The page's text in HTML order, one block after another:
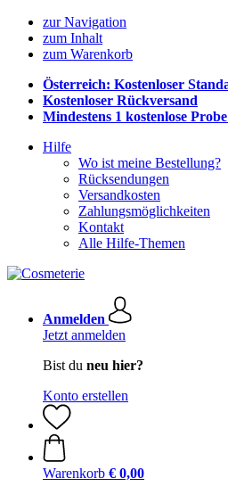
zur Navigation
zum Inhalt
zum Warenkorb
Österreich: Kostenloser
Kostenloser Rückversand
Mindestens 1 kostenlose Probe
Hilfe
Wo ist meine Bestellung?
Rücksendungen
Versandkosten
Zahlungsmöglichkeiten
Kontakt
Alle Hilfe-Themen
Anmelden
Jetzt anmelden
Bist du neu hier?
Konto erstellen
Warenkorb € 0,00